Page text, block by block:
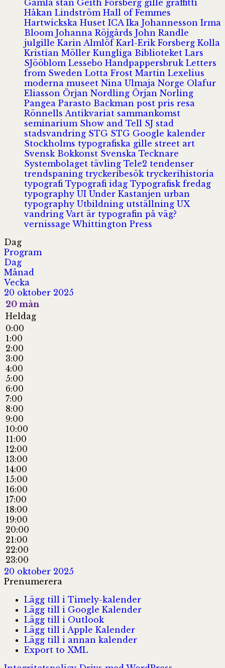
Gamla stan Geith Forsberg gille graffitti
Håkan Lindström Hall of Femmes
Hartwickska Huset ICA Ika Johannesson Irma
Bloom Johanna Röjgårds John Randle
julgille Karin Almlöf Karl-Erik Forsberg Kolla
Kristian Möller Kungliga Biblioteket Lars
SJööblom Lessebo Handpappersbruk Letters
from Sweden Lotta Frost Martin Lexelius
moderna museet Nina Ulmaja Norge Olafur
Eliasson Örjan Nordling Örjan Norling
Pangea Parasto Backman post pris resa
Rönnells Antikvariat sammankomst
seminarium Show and Tell SJ stad
stadsvandring STG STG Google kalender
Stockholms typografiska gille street art
Svensk Bokkonst Svenska Tecknare
Systembolaget tävling Tele2 tendenser
trendspaning tryckeribesök tryckerihistoria
typografi Typografi idag Typografisk fredag
typography UI Under Kastanjen urban
typography Utbildning utställning UX
vandring Vart är typografin på väg?
vernissage Whittington Press
Dag
Program
Dag
Månad
Vecka
20 oktober 2025
20 mån
Heldag
0:00
1:00
2:00
3:00
4:00
5:00
6:00
7:00
8:00
9:00
10:00
11:00
12:00
13:00
14:00
15:00
16:00
17:00
18:00
19:00
20:00
21:00
22:00
23:00
20 oktober 2025
Prenumerera
Lägg till i Timely-kalender
Lägg till i Google Kalender
Lägg till i Outlook
Lägg till i Apple Kalender
Lägg till i annan kalender
Export to XML